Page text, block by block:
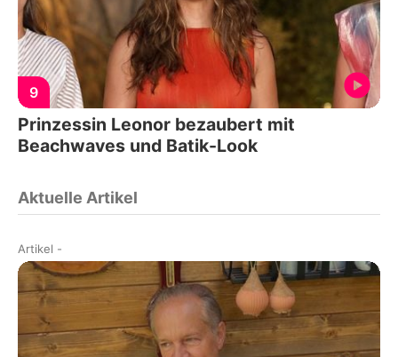
9
Prinzessin Leonor bezaubert mit
Beachwaves und Batik-Look
Aktuelle Artikel
Artikel -